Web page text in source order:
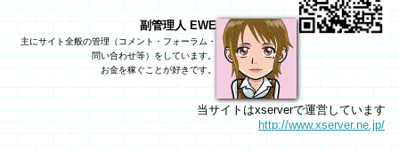
副管理人 EWE
主にサイト全般の管理（コメント・フォーラム・
問い合わせ等）をしています。
お金を稼ぐことが好きです。
当サイトはxserverで運営しています
http://www.xserver.ne.jp/